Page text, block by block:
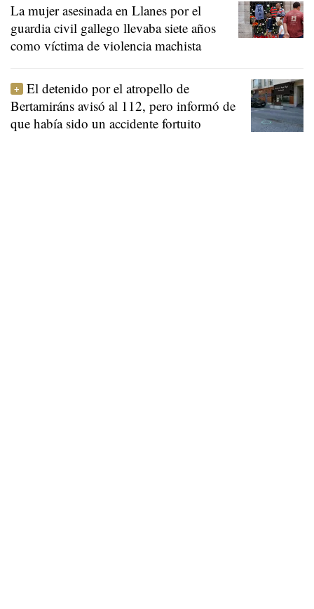
La mujer asesinada en Llanes por el
guardia civil gallego llevaba siete años
como víctima de violencia machista
El detenido por el atropello de
Bertamiráns avisó al 112, pero informó de
que había sido un accidente fortuito